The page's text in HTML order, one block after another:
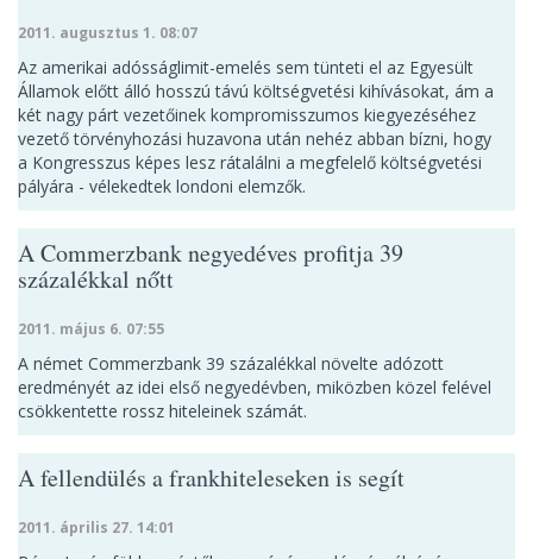
2011. augusztus 1. 08:07
Az amerikai adósságlimit-emelés sem tünteti el az Egyesült
Államok előtt álló hosszú távú költségvetési kihívásokat, ám a
két nagy párt vezetőinek kompromisszumos kiegyezéséhez
vezető törvényhozási huzavona után nehéz abban bízni, hogy
a Kongresszus képes lesz rátalálni a megfelelő költségvetési
pályára - vélekedtek londoni elemzők.
A Commerzbank negyedéves profitja 39
százalékkal nőtt
2011. május 6. 07:55
A német Commerzbank 39 százalékkal növelte adózott
eredményét az idei első negyedévben, miközben közel felével
csökkentette rossz hiteleinek számát.
A fellendülés a frankhiteleseken is segít
2011. április 27. 14:01